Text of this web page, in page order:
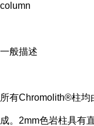
column
一般描述
所有Chromolith®柱均
成。2mm色岩柱具有